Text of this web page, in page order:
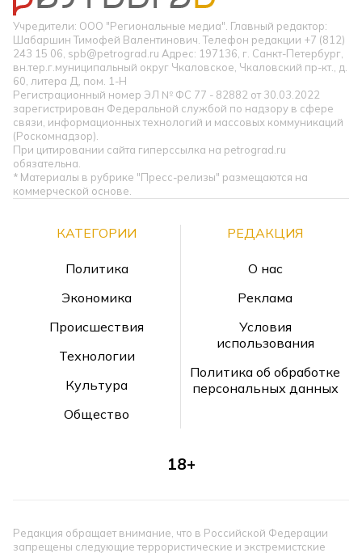
Учредители: ООО "Региональные медиа". Главный редактор:
Шабаршин Тимофей Валентинович. Телефон редакции +7 (812)
243 15 06, spb@petrograd.ru Адрес: 197136, г. Санкт-Петербург,
вн.тер.г.муниципальный округ Чкаловское, Чкаловский пр-кт., д.
60, литера Д, пом. 1-Н
Регистрационный номер ЭЛ № ФС 77 - 82882 от 30.03.2022
зарегистрирован Федеральной службой по надзору в сфере
связи, информационных технологий и массовых коммуникаций
(Роскомнадзор).
При цитировании сайта гиперссылка на petrograd.ru
обязательна.
* Материалы в рубрике "Пресс-релизы" размещаются на
коммерческой основе.
КАТЕГОРИИ
Политика
Экономика
Происшествия
Технологии
Культура
Общество
РЕДАКЦИЯ
О нас
Реклама
Условия
использования
Политика об обработке
персональных данных
18+
Редакция обращает внимание, что в Российской Федерации
запрещены следующие террористические и экстремистские